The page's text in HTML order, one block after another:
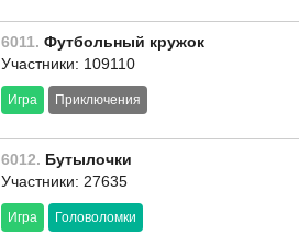
6011. Футбольный кружок
Участники: 109110
Игра Приключения
6012. Бутылочки
Участники: 27635
Игра Головоломки